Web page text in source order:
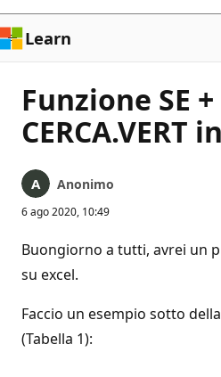
Learn
Funzione SE +
CERCA.VERT
Anonimo
6 ago 2020, 10:49
Buongiorno a tutti, avrei un
su excel.
Faccio un esempio sotto
(Tabella 1):